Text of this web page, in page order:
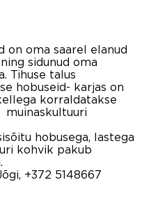
on oma saarel elanud
sidunud oma
Tihuse talus
hobuseid- karjas on
korraldatakse
muinaskultuuri
hobusega, lastega
kohvik pakub
+372 5148667